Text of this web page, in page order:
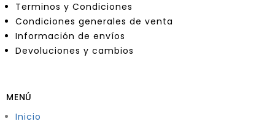
Terminos y Condiciones
Condiciones generales de venta
Información de envíos
Devoluciones y cambios
MENÚ
Inicio